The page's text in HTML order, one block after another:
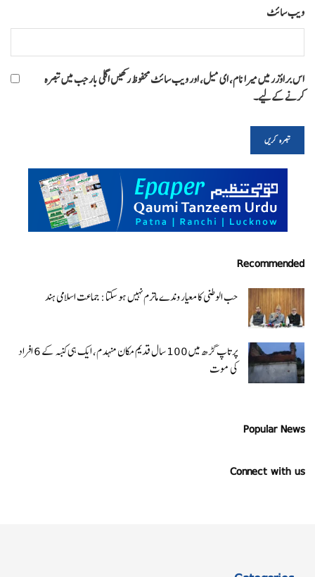
ویب‌ سائٹ
اس براؤزر میں میرا نام، ای میل، اور ویب سائٹ محفوظ رکھیں اگلی بار جب میں تبصرہ
کرنے کےلیے۔
Recommended
حب الوطنی کا معیار وندے ماترم نہیں ہو سکتا : جماعت اسلامی ہند
پرتاپ گڑھ میں 100 سال قدیم مکان منہدم، ایک ہی کنبہ کے 6 افراد
کی موت
Popular News
Connect with us